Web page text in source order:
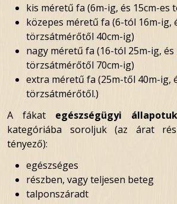
kis méretű fa (6m-ig, és 15cm-es
közepes méretű fa (6-tól 16m-ig,
törzsátmérőtől 40cm-ig)
nagy méretű fa (16-tól 25m-ig, és
törzsátmérőtől 70cm-ig)
extra méretű fa (25m-től 40m-ig,
törzsátmérőtől.)
A fákat egészségügyi állapotuk
kategóriába soroljuk (az árat
tényező):
egészséges
részben, vagy teljesen beteg
talponszáradt